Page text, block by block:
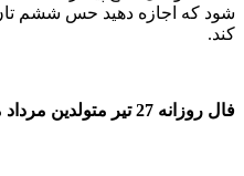
شود که اجازه دهید حس ششم
کند.
فال روزانه 27 تیر متولدین مرداد ماه